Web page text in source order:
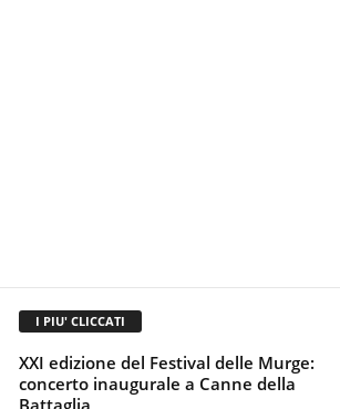
I PIU' CLICCATI
XXI edizione del Festival delle Murge:
concerto inaugurale a Canne della
Battaglia